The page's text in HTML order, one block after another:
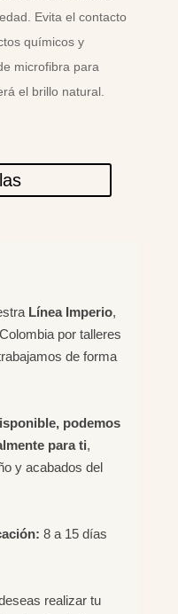
Evita el contacto
químicos y
microfibra para
el brillo natural.
Línea Imperio,
por talleres
de forma
podemos
para ti,
y acabados del
8 a 15 días
realizar tu